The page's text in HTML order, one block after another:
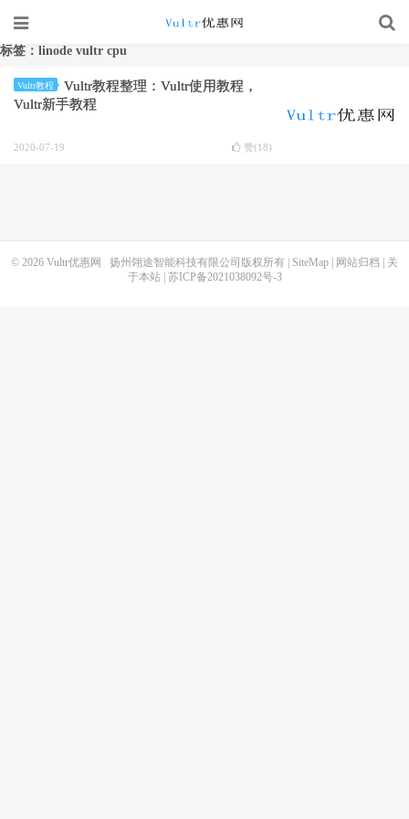
标签：linode vultr cpu
Vultr教程
Vultr教程整理：Vultr使用教程，
Vultr新手教程
2020-07-19 赞(18)
© 2026 Vultr优惠网 扬州翎途智能科技有限公司版权所有 | SiteMap 网站归档
关
于本站| 苏ICP备2021038092号-3